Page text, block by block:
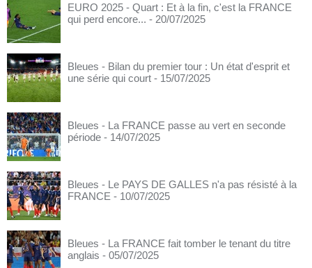
EURO 2025 - Quart : Et à la fin, c'est la FRANCE
qui perd encore... - 20/07/2025
Bleues - Bilan du premier tour : Un état d'esprit et
une série qui court - 15/07/2025
Bleues - La FRANCE passe au vert en seconde
période - 14/07/2025
Bleues - Le PAYS DE GALLES n'a pas résisté à la
FRANCE - 10/07/2025
Bleues - La FRANCE fait tomber le tenant du titre
anglais - 05/07/2025